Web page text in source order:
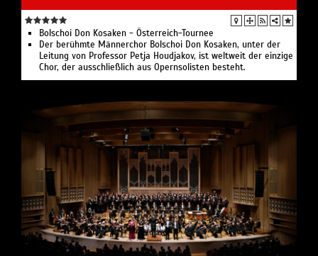
Bolschoi Don Kosaken - Österreich-Tournee
Der berühmte Männerchor Bolschoi Don Kosaken, unter der
Leitung von Professor Petja Houdjakov, ist weltweit der einzige
Chor, der ausschließlich aus Opernsolisten besteht.